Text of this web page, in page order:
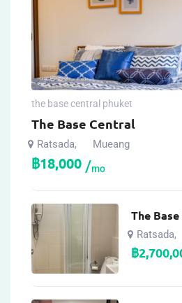
the base central phuket
The Base Central
Ratsada, Mueang
฿18,000 mo
The
Ratsada,
฿